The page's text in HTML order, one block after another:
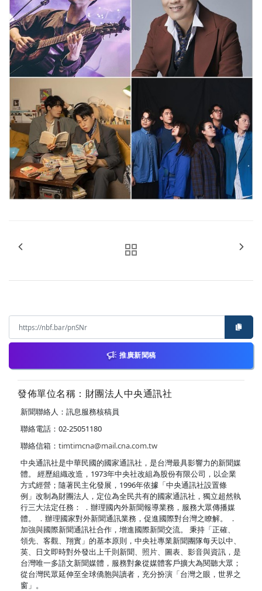
推廣新聞稿
發佈單位名稱：財團法人中央通訊社
新聞聯絡人：訊息服務核稿員
聯絡電話：02-25051180
聯絡信箱： timtimcna@mail.cna.com.tw
中央通訊社是中華民國的國家通訊社，是台灣最具影響力的新聞媒
體。 經歷組織改造，1973年中央社改組為股份有限公司，以企業
方式經營；隨著民主化發展，1996年依據「中央通訊社設置條
例」改制為財團法人，定位為全民共有的國家通訊社，獨立超然執
行三大法定任務： ．辦理國內外新聞報導業務，服務大眾傳播媒
體。 ．辦理國家對外新聞通訊業務，促進國際對台灣之瞭解。 ．
加強與國際新聞通訊社合作，增進國際新聞交流。 秉持「正確、
領先、客觀、翔實」的基本原則，中央社專業新聞團隊每天以中、
英、日文即時對外發出上千則新聞、照片、圖表、影音與資訊，是
台灣唯一多語文新聞媒體，服務對象從媒體客戶擴大為閱聽大眾；
從台灣民眾延伸至全球僑胞與讀者，充分扮演「台灣之眼，世界之
窗」。